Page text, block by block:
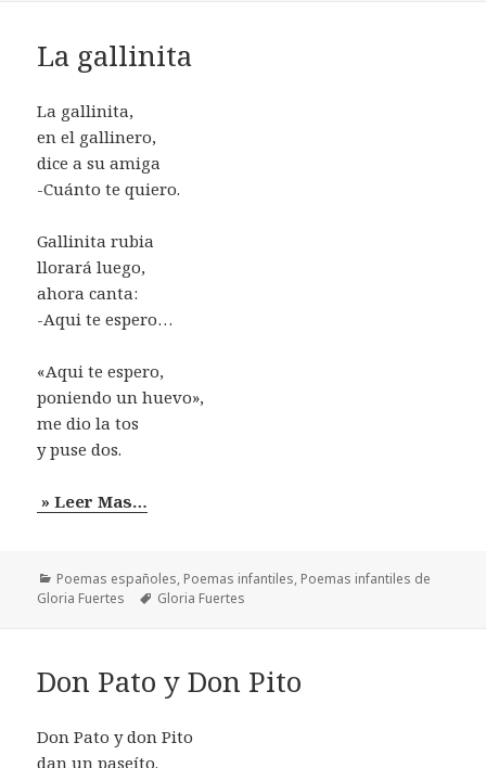
La gallinita
La gallinita,
en el gallinero,
dice a su amiga
-Cuánto te quiero.
Gallinita rubia
llorará luego,
ahora canta:
-Aqui te espero…
«Aqui te espero,
poniendo un huevo»,
me dio la tos
y puse dos.
» Leer Mas…
Categorías
Poemas españoles, Poemas infantiles, Poemas infantiles de
Gloria Fuertes
Etiquetas
Gloria Fuertes
Don Pato y Don Pito
Don Pato y don Pito
dan un paseíto.